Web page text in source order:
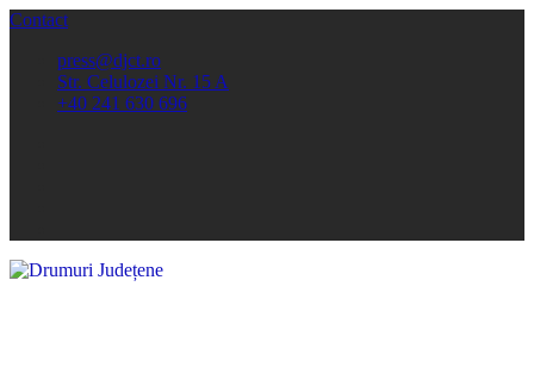
Contact
press@djct.ro
Str. Celulozei Nr. 15 A
+40 241 630 696